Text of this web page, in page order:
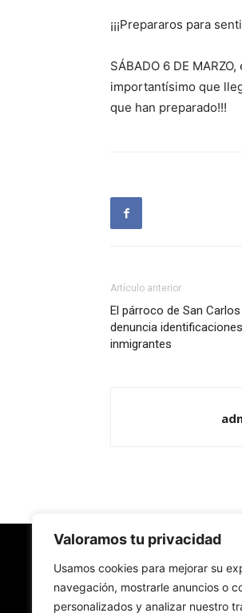
Valoramos tu privacidad
Usamos cookies para mejorar su
navegación, mostrarle anuncios o
personalizados y analizar nuestro
¡¡¡Prepararos para
SÁBADO 6 DE
importantísimo que
que han preparado!!!
Artículo anterior
El párroco de San
denuncia
inmigrantes
Redes